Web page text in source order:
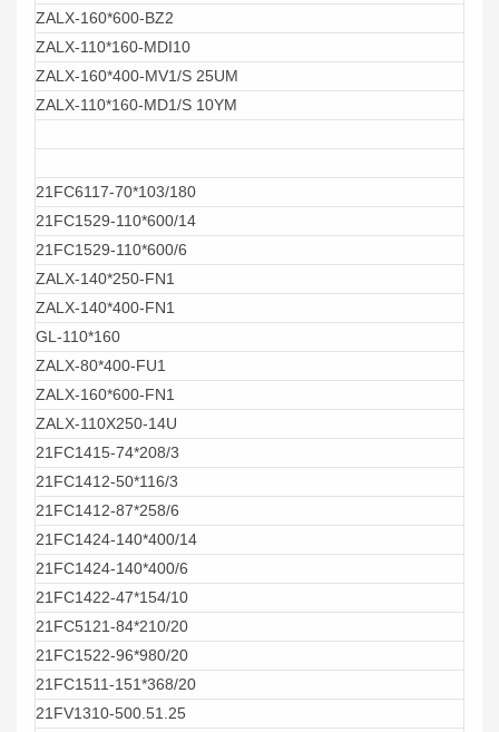
ZALX-160*600-BZ2
ZALX-110*160-MDI10
ZALX-160*400-MV1/S 25UM
ZALX-110*160-MD1/S 10YM
21FC6117-70*103/180
21FC1529-110*600/14
21FC1529-110*600/6
ZALX-140*250-FN1
ZALX-140*400-FN1
GL-110*160
ZALX-80*400-FU1
ZALX-160*600-FN1
ZALX-110X250-14U
21FC1415-74*208/3
21FC1412-50*116/3
21FC1412-87*258/6
21FC1424-140*400/14
21FC1424-140*400/6
21FC1422-47*154/10
21FC5121-84*210/20
21FC1522-96*980/20
21FC1511-151*368/20
21FV1310-500.51.25